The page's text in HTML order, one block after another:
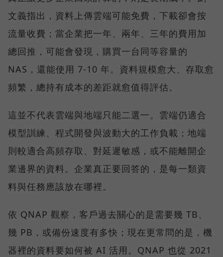
文義指出，資料上傳雲端可能免費，下載卻會按
流量收費；當企業把一年、兩年、三年的費用加
總回推，可能會發現，購買一台同等容量的
NAS，還能使用 7-10 年。資料規模愈大、存取愈
頻繁，總持有成本的差距就愈值得評估。
這並不代表雲端與地端只能二選一。雲端仍適合
模型訓練、程式開發與波動大的工作負載；地端
則較適合高頻存取、對延遲敏感，或不能離開企
業邊界的資料。企業真正要回答的，是每一類資
料與任務應該放在哪裡。
依 QNAP 觀察，客戶過去關心的是需要幾 TB、
幾 PB，或備份速度有多快；現在更常問的是，機
器裡的資料要如何被 AI 活用。QNAP 也從 2021